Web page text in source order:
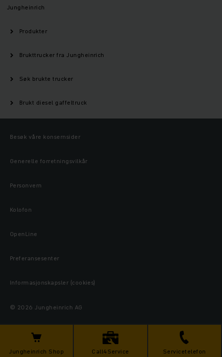
Jungheinrich Shop Call4Service Servicetelefon
Jungheinrich
Produkter
Brukttrucker fra Jungheinrich
Søk brukte trucker
Brukt diesel gaffeltruck
Besøk våre konsernsider
Generelle forretningsvilkår
Personvern
Kolofon
OpenLine
Preferansesenter
Informasjonskapsler (cookies)
© 2026 Jungheinrich AG